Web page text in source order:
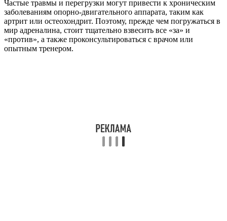
Частые травмы и перегрузки могут привести к хроническим
заболеваниям опорно-двигательного аппарата, таким как
артрит или остеохондрит. Поэтому, прежде чем погружаться в
мир адреналина, стоит тщательно взвесить все «за» и
«против», а также проконсультироваться с врачом или
опытным тренером.